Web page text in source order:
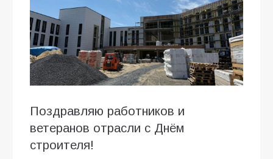
Поздравляю работников и
ветеранов отрасли с Днём
строителя!